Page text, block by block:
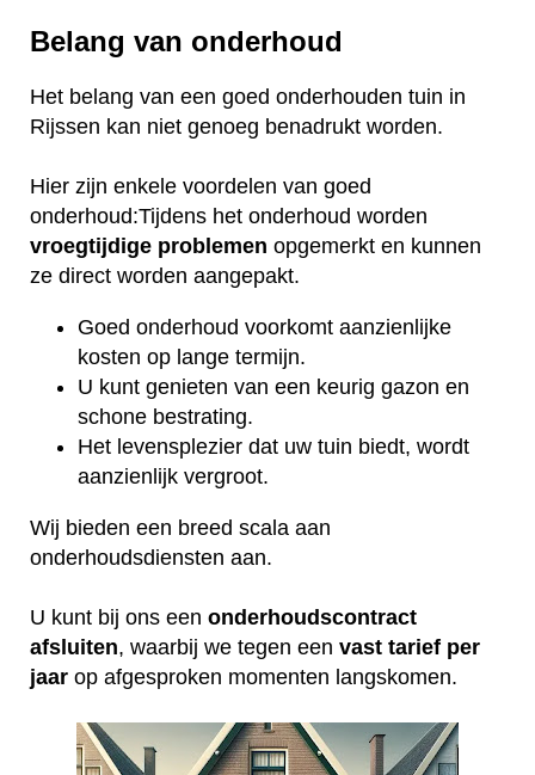
Belang van onderhoud
Het belang van een goed onderhouden tuin in
Rijssen kan niet genoeg benadrukt worden.
Hier zijn enkele voordelen van goed
onderhoud:Tijdens het onderhoud worden
vroegtijdige problemen opgemerkt en kunnen
ze direct worden aangepakt.
Goed onderhoud voorkomt aanzienlijke
kosten op lange termijn.
U kunt genieten van een keurig gazon en
schone bestrating.
Het levensplezier dat uw tuin biedt, wordt
aanzienlijk vergroot.
Wij bieden een breed scala aan
onderhoudsdiensten aan.
U kunt bij ons een onderhoudscontract
afsluiten, waarbij we tegen een vast tarief per
jaar op afgesproken momenten langskomen.